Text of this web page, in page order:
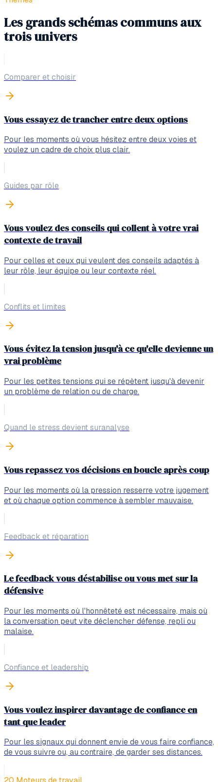
Les grands schémas communs aux
trois univers
Comparer et choisir
Vous essayez de trancher entre deux options
Pour les moments où vous hésitez entre deux voies et
voulez un cadre de choix plus clair.
Guides par rôle
Vous voulez des conseils qui collent à votre vrai
contexte de travail
Pour celles et ceux qui veulent des conseils adaptés à
leur rôle, leur équipe ou leur contexte réel.
Conflits et limites
Vous évitez la tension jusqu'à ce qu'elle devienne un
vrai problème
Pour les petites tensions qui se répètent jusqu'à devenir
un problème de relation ou de charge.
Quand le stress devient suranalyse
Vous repassez vos décisions en boucle après coup
Pour les moments où la pression resserre votre jugement
et où chaque option commence à sembler mauvaise.
Feedback et réparation
Le feedback vous déstabilise ou vous met sur la
défensive
Pour les moments où l'honnêteté est nécessaire, mais où
la conversation peut vite déclencher défense, repli ou
malaise.
Confiance et leadership
Vous voulez inspirer davantage de confiance en
tant que leader
Pour les signaux qui donnent envie de vous faire confiance,
de vous suivre ou, au contraire, de garder ses distances.